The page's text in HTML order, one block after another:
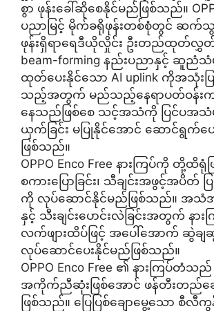
စွာ ဖုန်းခေါ်ဆိုစေနိုင်မည်ဖြစ်သည်။
ပညာမြင့် မိုက်ခရိုဖုန်းတစ်စုံတွင် ဆ
ဖုန်းရှိရာရေဒီယိုလှိုင်း ဦးတည်ထုတ်လွှတ်
beam-forming နည်းပညာနှင့် ဆူညံသံမ
ထုတ်ပေးနိုင်သော AI uplink ကိုအသုံးပ
သည့်အတွက် မည်သည့်နေရာပတ်ဝန်းက
နေသည်ဖြစ်စေ သင့်အသံကို ပြင်ပအသံမ
ယှက်ခြင်း မပြုနိုင်အောင် ဆောင်ရွက်ပ
ဖြစ်သည်။
OPPO Enco Free နားကြပ်ကို တို့ထိရုံ
စကားပြောခြင်း၊ သီချင်းအဖွင့်အပိတ် ပြု
ကို လုပ်ဆောင်နိုင်မည်ဖြစ်သည်။ အသံ
နှင့် သီးချင်းပောင်းလဲခြင်းအတွက် နား
လက်ဖျားထိပ်ဖြင့် အပေါ်အောက် ဆွဲချ
လုပ်ဆောင်ပေးနိုင်မည်ဖြစ်သည်။
OPPO Enco Free ၏ နားကြပ်တံသ
အကိုက်ညီဆုံးဖြစ်အောင် ဖန်တီးတည်ဆေ
ဖြစ်သည်။ ပြေပြစ်ချောမွေ့သော စီလီ